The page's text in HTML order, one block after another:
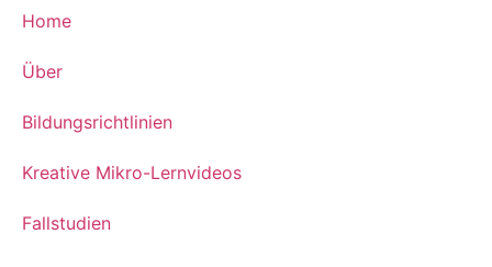
Home
Über
Bildungsrichtlinien
Kreative Mikro-Lernvideos
Fallstudien